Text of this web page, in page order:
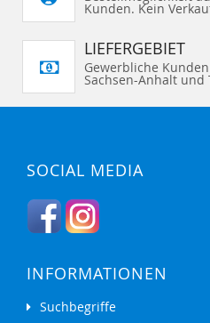
Kunden. Kein
LIEFERGEBIET
Gewerbliche
Sachsen-Anhalt und
SOCIAL MEDIA
INFORMATIONEN
Suchbegriffe